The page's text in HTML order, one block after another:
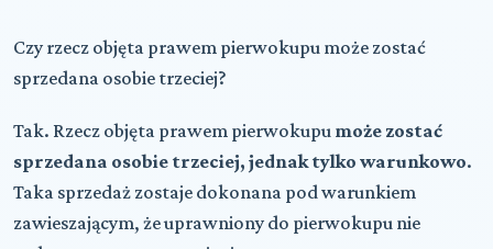
Czy rzecz objęta prawem pierwokupu może zostać
sprzedana osobie trzeciej?
Tak. Rzecz objęta prawem pierwokupu może zostać
sprzedana osobie trzeciej, jednak tylko warunkowo.
Taka sprzedaż zostaje dokonana pod warunkiem
zawieszającym, że uprawniony do pierwokupu nie